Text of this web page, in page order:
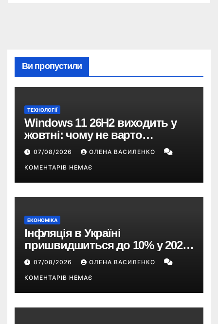
Ви пропустили
ТЕХНОЛОГІЇ
Windows 11 26H2 виходить у
жовтні: чому не варто
пропускати це оновлення
07/08/2026 ОЛЕНА ВАСИЛЕНКО
КОМЕНТАРІВ НЕМАЄ
ЕКОНОМІКА
Інфляція в Україні
пришвидшиться до 10% у 2026
році — прогноз НБУ
07/08/2026 ОЛЕНА ВАСИЛЕНКО
КОМЕНТАРІВ НЕМАЄ